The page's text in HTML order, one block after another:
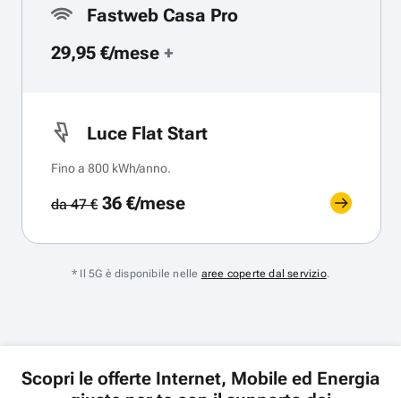
Fastweb Casa Pro
29,95 €/mese +
Luce Flat Start
Fino a 800 kWh/anno.
da 47 €36 €/mese
* Il 5G è disponibile nelle aree coperte dal servizio.
Scopri le offerte Internet, Mobile ed Energia